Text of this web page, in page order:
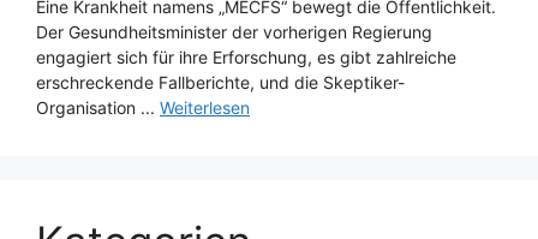
Eine Krankheit namens „MECFS“ bewegt die Öffentlichkeit.
Der Gesundheitsminister der vorherigen Regierung
engagiert sich für ihre Erforschung, es gibt zahlreiche
erschreckende Fallberichte, und die Skeptiker-
Organisation ... Weiterlesen